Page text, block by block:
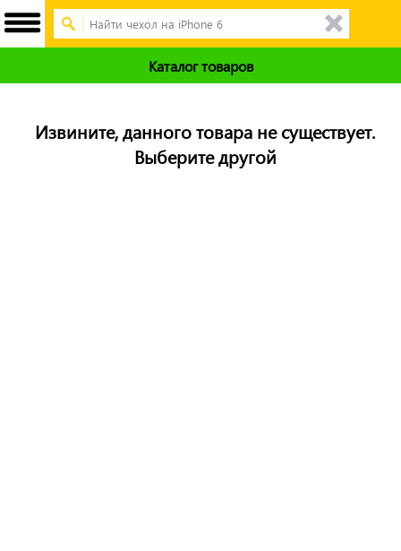
Каталог товаров
Извините, данного товара не существует.
Выберите другой